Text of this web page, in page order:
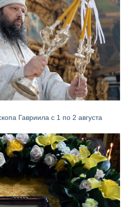
Гавриила с 1 по 2 августа